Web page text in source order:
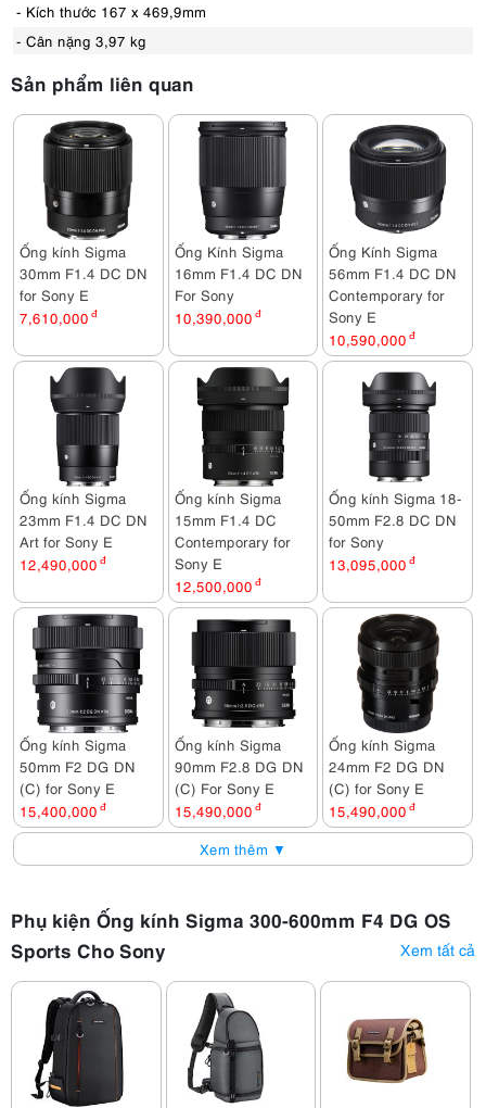
- Kích thước 167 x 469,9mm
- Cân nặng 3,97 kg
Sản phẩm liên quan
Ống kính Sigma
30mm F1.4 DC DN
for Sony E
7,610,000 đ
Ống Kính Sigma
16mm F1.4 DC DN
For Sony
10,390,000 đ
Ống Kính Sigma
56mm F1.4 DC DN
Contemporary for
Sony E
10,590,000 đ
Ống kính Sigma
23mm F1.4 DC DN
Art for Sony E
12,490,000 đ
Ống kính Sigma
15mm F1.4 DC
Contemporary for
Sony E
12,500,000 đ
Ống kính Sigma 18-
50mm F2.8 DC DN
for Sony
13,095,000 đ
Ống kính Sigma
50mm F2 DG DN
(C) for Sony E
15,400,000 đ
Ống kính Sigma
90mm F2.8 DG DN
(C) For Sony E
15,490,000 đ
Ống kính Sigma
24mm F2 DG DN
(C) for Sony E
15,490,000 đ
Xem thêm ▼
Phụ kiện Ống kính Sigma 300-600mm F4 DG OS
Sports Cho Sony
Xem tất cả